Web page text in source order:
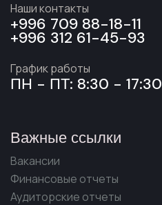
Наши контакты
+996 709 88-18-11
+996 312 61-45-93
График работы
ПН - ПТ: 8:30 - 17:30
Важные ссылки
Вакансии
Финансовые отчеты
Аудиторские отчеты